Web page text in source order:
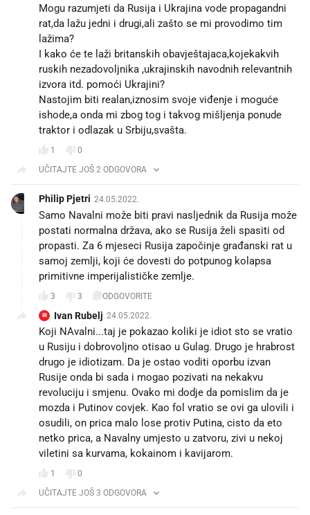
Mogu razumjeti da Rusija i Ukrajina vode propagandni
rat,da lažu jedni i drugi,ali zašto se mi provodimo tim
lažima?
I kako će te laži britanskih obavještajaca,kojekakvih
ruskih nezadovoljnika ,ukrajinskih navodnih relevantnih
izvora itd. pomoći Ukrajini?
Nastojim biti realan,iznosim svoje viđenje i moguće
ishode,a onda mi zbog tog i takvog mišljenja ponude
traktor i odlazak u Srbiju,svašta.
1
0
UČITAJTE JOŠ 2 ODGOVORA
Philip Pjetri 24.05.2022.
Samo Navalni može biti pravi nasljednik da Rusija može
postati normalna država, ako se Rusija želi spasiti od
propasti. Za 6 mjeseci Rusija započinje građanski rat u
samoj zemlji, koji će dovesti do potpunog kolapsa
primitivne imperijalističke zemlje.
3 3 ODGOVORITE
IR Ivan Rubelj 24.05.2022.
Koji NAvalni...taj je pokazao koliki je idiot sto se vratio
u Rusiju i dobrovoljno otisao u Gulag. Drugo je hrabrost
drugo je idiotizam. Da je ostao voditi oporbu izvan
Rusije onda bi sada i mogao pozivati na nekakvu
revoluciju i smjenu. Ovako mi dodje da pomislim da je
mozda i Putinov covjek. Kao fol vratio se ovi ga ulovili i
osudili, on prica malo lose protiv Putina, cisto da eto
netko prica, a Navalny umjesto u zatvoru, zivi u nekoj
viletini sa kurvama, kokainom i kavijarom.
1
0
UČITAJTE JOŠ 3 ODGOVORA